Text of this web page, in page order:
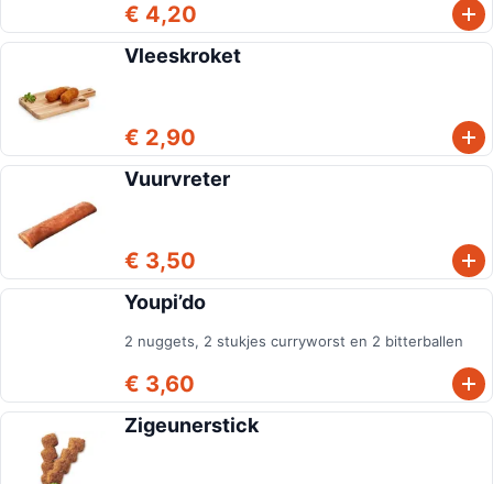
€ 4,20
Vleeskroket
€ 2,90
Vuurvreter
€ 3,50
Youpi’do
2 nuggets, 2 stukjes curryworst en 2 bitterballen
€ 3,60
Zigeunerstick